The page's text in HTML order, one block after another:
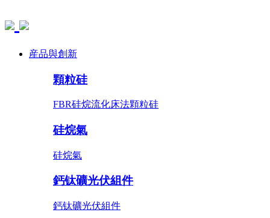
産品與創新
顆粒硅
FBR硅烷流化床法顆粒硅
硅烷氣
硅烷氣
鈣钛礦光伏組件
鈣钛礦光伏組件